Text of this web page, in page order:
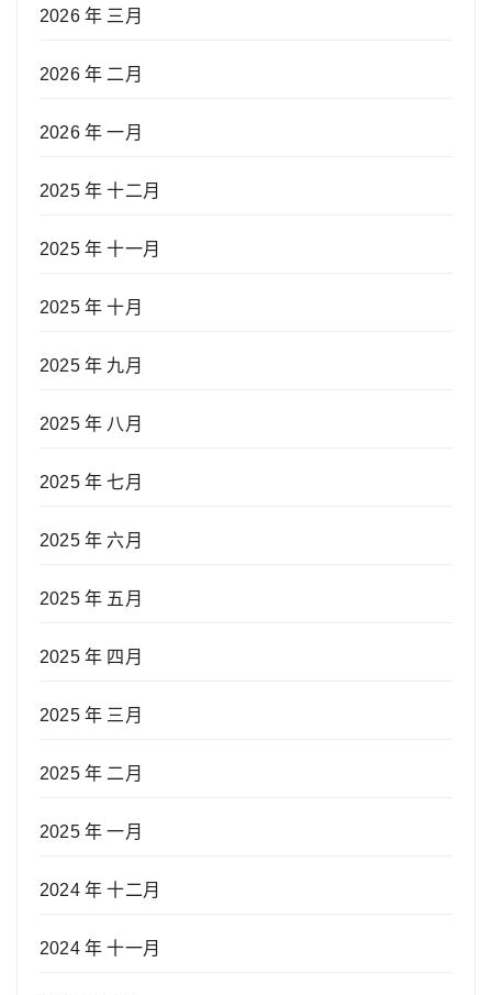
2026 年 三月
2026 年 二月
2026 年 一月
2025 年 十二月
2025 年 十一月
2025 年 十月
2025 年 九月
2025 年 八月
2025 年 七月
2025 年 六月
2025 年 五月
2025 年 四月
2025 年 三月
2025 年 二月
2025 年 一月
2024 年 十二月
2024 年 十一月